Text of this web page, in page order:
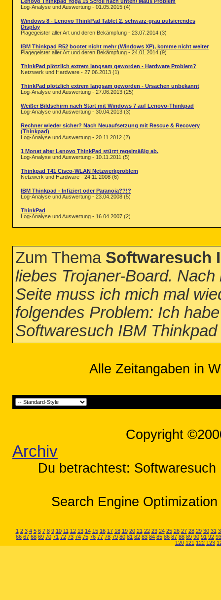
Log-Analyse und Auswertung - 01.05.2015 (4)
Windows 8 - Lenovo ThinkPad Tablet 2, schwarz-grau pulsierendes
Display
Plagegeister aller Art und deren Bekämpfung - 23.07.2014 (3)
IBM Thinkpad R52 bootet nicht mehr (Windows XP), komme nicht weiter
Plagegeister aller Art und deren Bekämpfung - 24.01.2014 (9)
ThinkPad plötzlich extrem langsam geworden - Hardware Problem?
Netzwerk und Hardware - 27.06.2013 (1)
ThinkPad plötzlich extrem langsam geworden - Ursachen unbekannt
Log-Analyse und Auswertung - 27.06.2013 (25)
Weißer Bildschirm nach Start mit Windows 7 auf Lenovo-Thinkpad
Log-Analyse und Auswertung - 30.04.2013 (3)
Rechner wieder sicher? Nach Neuaufsetzung mit Rescue & Recovery
(Thinkpad)
Log-Analyse und Auswertung - 20.11.2012 (2)
1 Monat alter Lenovo ThinkPad stürzt regelmäßig ab.
Log-Analyse und Auswertung - 10.11.2011 (5)
Thinkpad T41 Cisco-WLAN Netzwerkproblem
Netzwerk und Hardware - 24.11.2008 (6)
IBM Thinkpad - Infiziert oder Paranoia??!?
Log-Analyse und Auswertung - 23.04.2008 (5)
ThinkPad
Log-Analyse und Auswertung - 16.04.2007 (2)
Zum Thema Softwaresuch
liebes Trojaner-Board.
Seite muss ich mich mal
folgendes Problem: Ich
Softwaresuch IBM Thinkpad
Alle Zeitangaben in
Copyright
Archiv
Du betrachtest:
Search Engine
1 2 3 4 5 6 7 8 9 10 11 12 13 14 15 16 17 18 19 20 21 22 23 24 25 26 27 28 29 30 31
66 67 68 69 70 71 72 73 74 75 76 77 78 79 80 81 82 83 84 85 86 87 88 89 90 91 92 93
120 121 122 123